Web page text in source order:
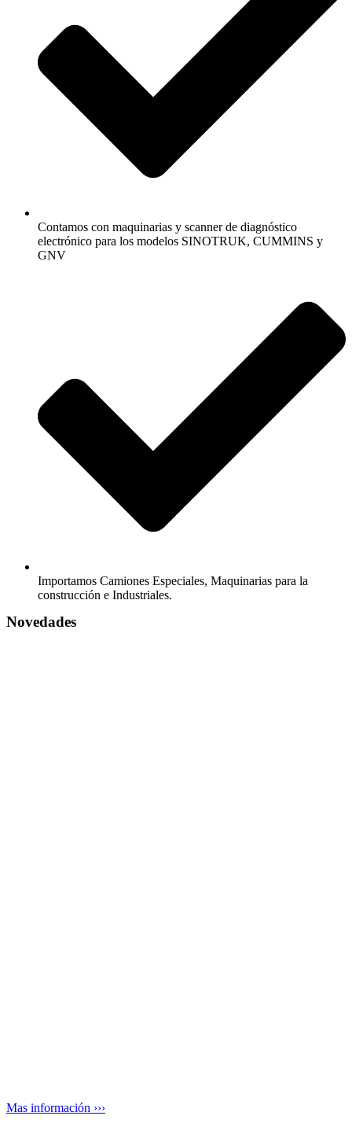
Contamos con maquinarias y scanner de diagnóstico
electrónico para los modelos SINOTRUK, CUMMINS y
GNV
Importamos Camiones Especiales, Maquinarias para la
construcción e Industriales.
Novedades
Mas información ›››